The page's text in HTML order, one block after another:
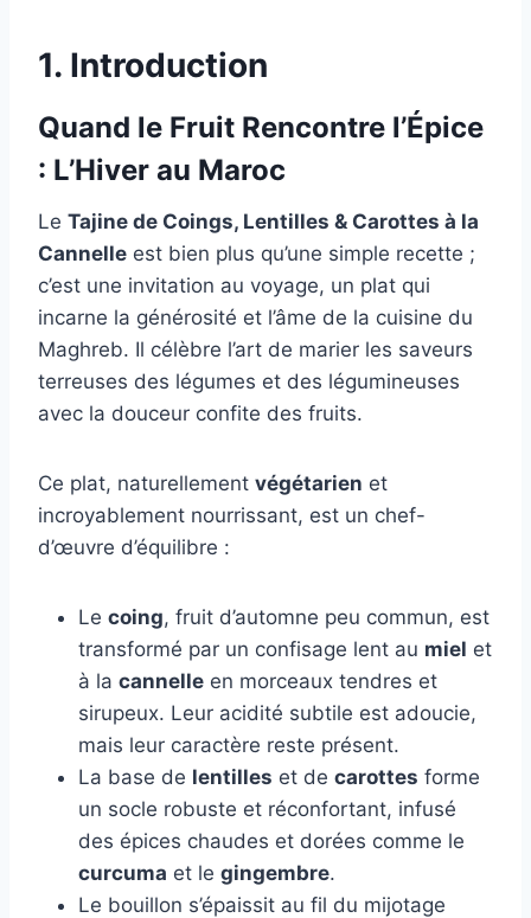
1. Introduction
Quand le Fruit Rencontre l’Épice
: L’Hiver au Maroc
Le Tajine de Coings, Lentilles & Carottes à la
Cannelle est bien plus qu’une simple recette ;
c’est une invitation au voyage, un plat qui
incarne la générosité et l’âme de la cuisine du
Maghreb. Il célèbre l’art de marier les saveurs
terreuses des légumes et des légumineuses
avec la douceur confite des fruits.
Ce plat, naturellement végétarien et
incroyablement nourrissant, est un chef-
d’œuvre d’équilibre :
Le coing, fruit d’automne peu commun, est
transformé par un confisage lent au miel et
à la cannelle en morceaux tendres et
sirupeux. Leur acidité subtile est adoucie,
mais leur caractère reste présent.
La base de lentilles et de carottes forme
un socle robuste et réconfortant, infusé
des épices chaudes et dorées comme le
curcuma et le gingembre.
Le bouillon s’épaissit au fil du mijotage